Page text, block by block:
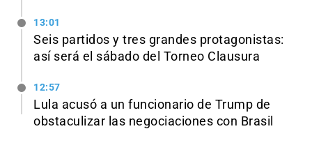
13:01
Seis partidos y tres grandes protagonistas:
así será el sábado del Torneo Clausura
12:57
Lula acusó a un funcionario de Trump de
obstaculizar las negociaciones con Brasil